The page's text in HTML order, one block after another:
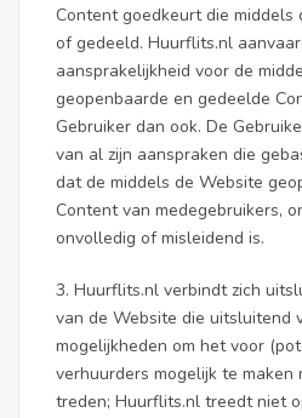
Content goedkeurt die middels
of gedeeld. Huurflits.nl
aansprakelijkheid voor de
geopenbaarde en gedeelde
Gebruiker dan ook. De
van al zijn aanspraken die
dat de middels de Website
Content van medegebruikers,
onvolledig of misleidend is.
3. Huurflits.nl verbindt zich
van de Website die uitsluitend
mogelijkheden om het voor
verhuurders mogelijk te
treden; Huurflits.nl treedt niet